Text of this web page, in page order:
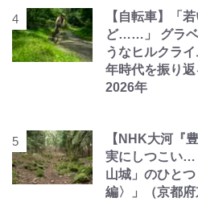
【自転車】「
ど……」 グラベ
うなヒルクラ
年時代を振り
2026年
【NHK大河『
実にしつこい…
山城」のひと
編〉」（京都